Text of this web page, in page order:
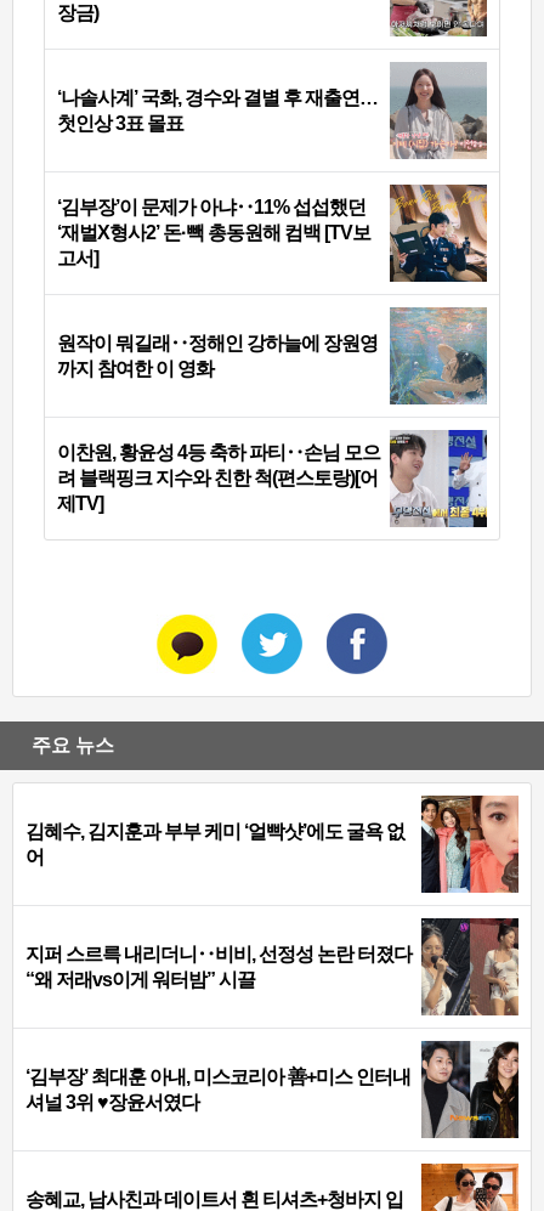
장금)
‘나솔사계’ 국화, 경수와 결별 후 재출연…
첫인상 3표 몰표
‘김부장’이 문제가 아냐‥11% 섭섭했던
‘재벌X형사2’ 돈·빽 총동원해 컴백 [TV보
고서]
원작이 뭐길래‥정해인 강하늘에 장원영
까지 참여한 이 영화
이찬원, 황윤성 4등 축하 파티‥손님 모으
려 블랙핑크 지수와 친한 척(편스토랑)[어
제TV]
주요 뉴스
김혜수, 김지훈과 부부 케미 ‘얼빡샷’에도 굴욕 없
어
지퍼 스르륵 내리더니‥비비, 선정성 논란 터졌다
“왜 저래vs이게 워터밤” 시끌
‘김부장’ 최대훈 아내, 미스코리아 善+미스 인터내
셔널 3위 ♥장윤서였다
송혜교, 남사친과 데이트서 흰 티셔츠+청바지 입